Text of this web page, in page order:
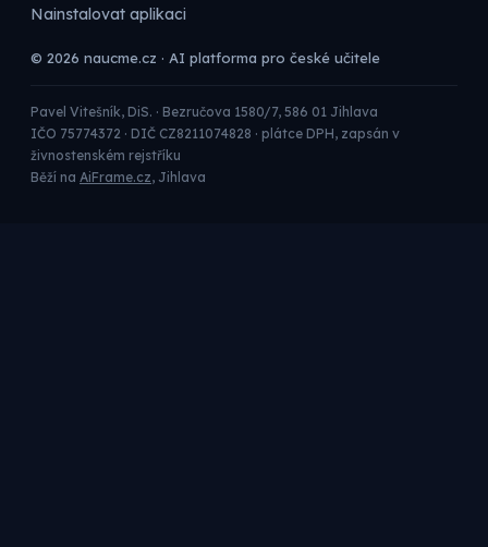
Nainstalovat aplikaci
© 2026 naucme.cz · AI platforma pro české učitele
Pavel Vitešník, DiS. · Bezručova 1580/7, 586 01 Jihlava
IČO 75774372 · DIČ CZ8211074828 · plátce DPH, zapsán v
živnostenském rejstříku
Běží na AiFrame.cz, Jihlava